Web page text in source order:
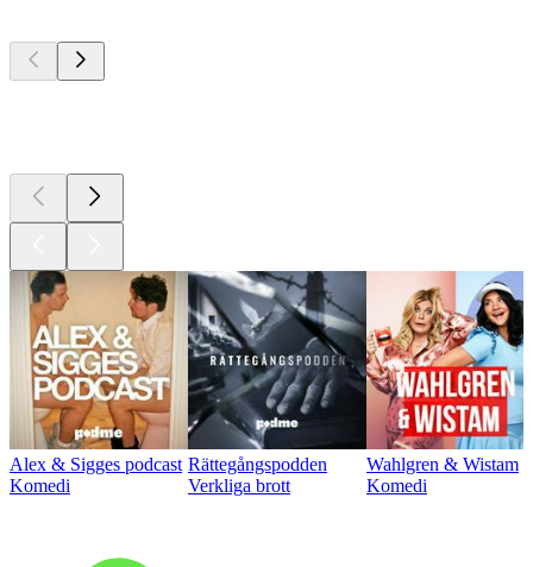
Alex & Sigges podcast
Komedi
Rättegångspodden
Verkliga brott
Wahlgren & Wistam
Komedi